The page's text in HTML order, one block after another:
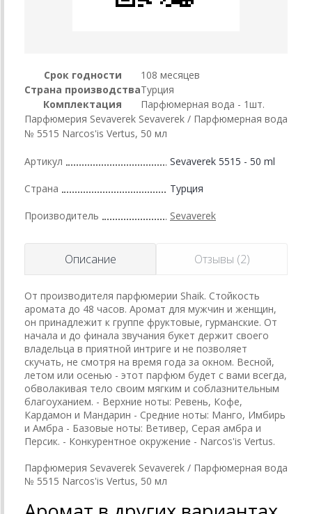
Срок годности
108 месяцев
Страна производстваТурция
Комплектация
Парфюмерная вода - 1шт.
Парфюмерия Sevaverek Sevaverek / Парфюмерная вода
№ 5515 Narcos'is Vertus, 50 мл
Артикул Sevaverek 5515 - 50 ml
Страна Турция
Производитель Sevaverek
Описание Отзывы (2)
От производителя парфюмерии Shaik. Стойкость
аромата до 48 часов. Аромат для мужчин и женщин,
он принадлежит к группе фруктовые, гурманские. От
начала и до финала звучания букет держит своего
владельца в приятной интриге и не позволяет
скучать, не смотря на время года за окном. Весной,
летом или осенью - этот парфюм будет с вами всегда,
обволакивая тело своим мягким и соблазнительным
благоуханием. - Верхние ноты: Ревень, Кофе,
Кардамон и Мандарин - Средние ноты: Манго, Имбирь
и Амбра - Базовые ноты: Ветивер, Серая амбра и
Персик. - Конкурентное окружение - Narcos'is Vertus.
Парфюмерия Sevaverek Sevaverek / Парфюмерная вода
№ 5515 Narcos'is Vertus, 50 мл